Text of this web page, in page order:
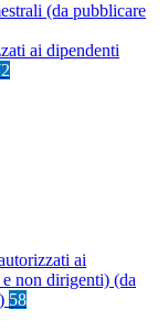
(da pubblicare
ai dipendenti
ai
non dirigenti) (da
58